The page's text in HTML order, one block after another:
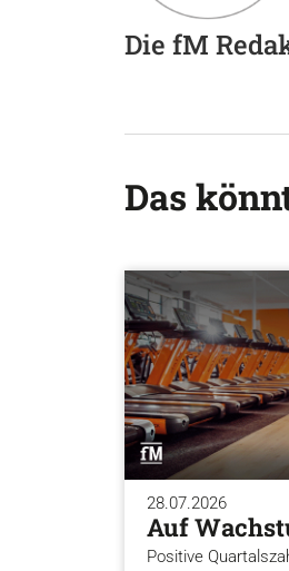
Die fM
Das
28.07.2026
Auf
Positive